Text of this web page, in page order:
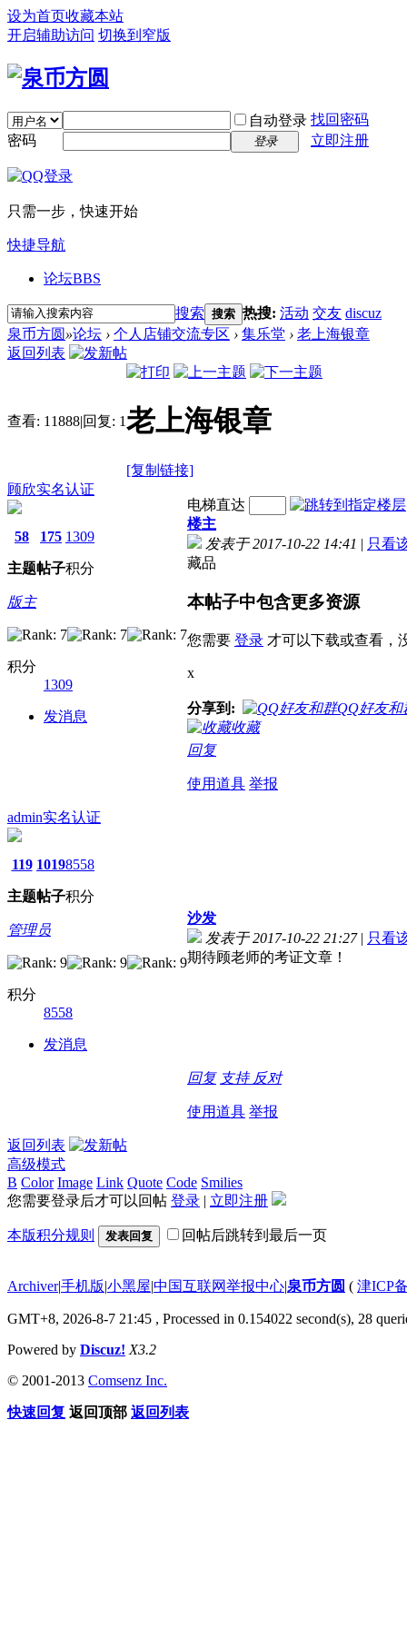
设为首页收藏本站
开启辅助访问 切换到窄版
自动登录 找回密码
密码
登录 立即注册
只需一步，快速开始
快捷导航
论坛BBS
搜索 搜索 热搜: 活动 交友 discuz
泉币方圆 »论坛 › 个人店铺交流专区 › 集乐堂 › 老上海银章
返回列表
查看: 11888|回复: 1老上海银章
[复制链接]
顾欣实名认证
58
主题
175
帖子
1309
积分
版主
积分
1309
发消息
电梯直达
楼主
发表于 2017-10-22 14:41 | 只看
藏品
本帖子中包含更多资源
您需要 登录 才可以下载或查看，
x
分享到:
QQ好友和
收藏
回复
使用道具 举报
admin实名认证
119
主题
1019
帖子
8558
积分
管理员
积分
8558
发消息
沙发
发表于 2017-10-22 21:27 | 只看
期待顾老师的考证文章！
回复 支持 反对
使用道具 举报
返回列表
高级模式
B Color Image Link Quote Code Smilies
您需要登录后才可以回帖 登录 | 立即注册
本版积分规则 发表回复 回帖后跳转到最后一页
Archiver|手机版|小黑屋|中国互联网举报中心|泉币方圆 ( 津ICP
GMT+8, 2026-8-7 21:45 , Processed in 0.154022 second(s), 28
Powered by Discuz! X3.2
© 2001-2013 Comsenz Inc.
快速回复 返回顶部 返回列表